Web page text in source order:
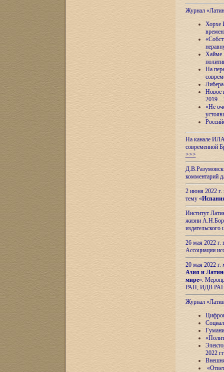
Журнал
Хорхе
Хайме
На
Новое
«Не
На канале ИЛА
современной
>>>
комментарий
2 июня 2022 г.
тему «
Институт
жизни
26 мая 2022
Ассоциации
20 мая 2022
Азия и
мире».
РАН, ИДВ
Журнал
2022